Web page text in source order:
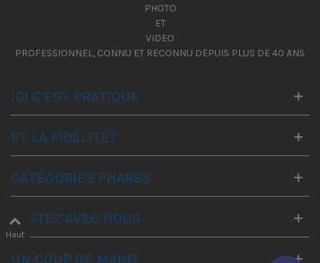
PHOTO
ET
VIDEO
PROFESSIONNEL, CONNU ET RECONNU DEPUIS PLUS DE 40 ANS
ICI C'EST PRATIQUE
ET LA FIDÉLITÉ?
CATÉGORIES PHARES
RESTEZ AVEC NOUS
UN COUP DE MAIN?
Haut